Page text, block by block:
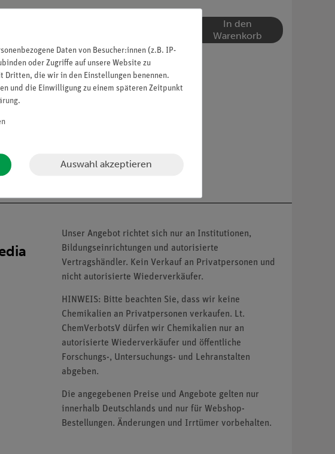
In den
Warenkorb
Unser Angebot richtet sich nur an Institutionen,
Bildungseinrichtungen und autorisierte
Vertragshändler. Kein Verkauf an Privatpersonen und
nicht autorisierte Wiederverkäufer.
HINWEIS: Bitte beachten Sie, dass wir keine
Chemikalien an Privatpersonen verkaufen. Lt.
ChemVerbotsV dürfen wir Chemikalien nur an
autorisierte Wiederverkäufer und öffentliche
Forschungs-, Untersuchungs- und Lehranstalten
abgeben.
Die angegebenen Preise und Angebote gelten nur
innerhalb Deutschlands und nur für Webshop-
Bestellungen. Änderungen und Irrtümer vorbehalten.
Daten von Besucher:innen (z.B. IP-
oder Zugriffe auf unsere Website zu
Dritten, die wir in den Einstellungen benennen.
und die Einwilligung zu einem späteren Zeitpunkt
.
Auswahl akzeptieren